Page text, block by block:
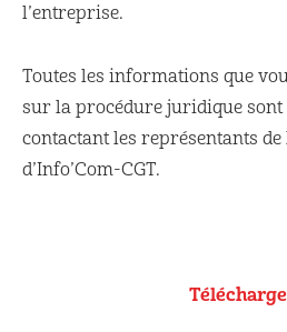
l’entreprise.
Toutes les informations que
sur la procédure juridique
contactant les représentants
d’Info’Com-CGT.